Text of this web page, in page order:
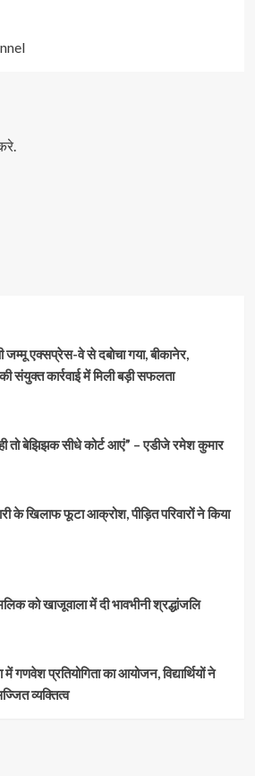
जम्मू एक्सप्रेस-वे से दबोचा गया, बीकानेर,
संयुक्त कार्रवाई में मिली बड़ी सफलता
तो बेझिझक सीधे कोर्ट आएं” – एडीजे रमेश कुमार
के खिलाफ फूटा आक्रोश, पीड़ित परिवारों ने किया
को खाजूवाला में दी भावभीनी श्रद्धांजलि
में गणवेश प्रतियोगिता का आयोजन, विद्यार्थियों ने
व्यक्तित्व